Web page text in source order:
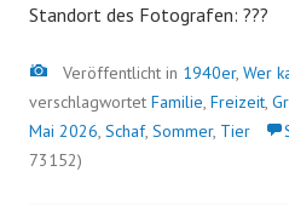
Standort des Fotografen: ???
Bild
Veröffentlicht in 1940er, Wer
verschlagwortet Familie, Freizeit,
Mai 2026, Schaf, Sommer, Tier
73152)